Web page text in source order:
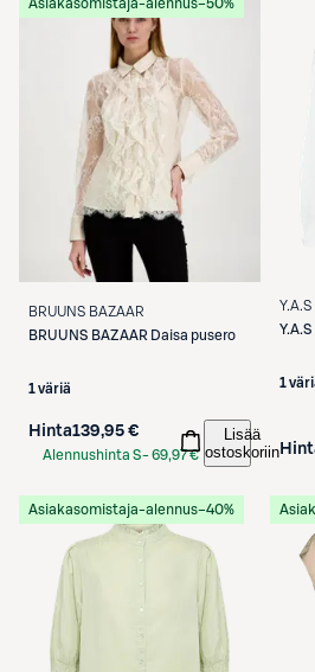
Asiakasomistaja-alennus−50%
BRUUNS BAZAAR
BRUUNS BAZAAR Daisa pusero
1 väriä
Hinta139,95 €
Alennushinta S-69,97 €
Lisää
ostoskoriin
Y.A.S
Y.A.S
1
Asiakasomistaja-alennus−40%